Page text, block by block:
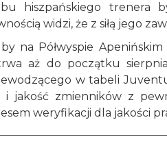
hiszpańskiego trenera
widzi, że z siłą jego
na Półwyspie
aż do początku
w tabeli
i jakość zmienników z
weryfikacji dla jakości